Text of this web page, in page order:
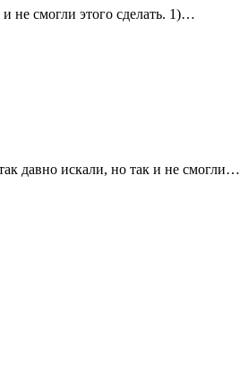
не смогли этого сделать. 1)…
давно искали, но так и не смогли…